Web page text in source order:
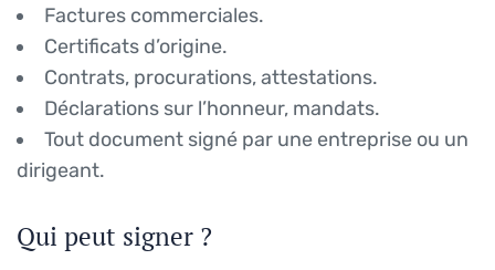
Factures commerciales.
Certificats d’origine.
Contrats, procurations, attestations.
Déclarations sur l’honneur, mandats.
Tout document signé par une entreprise ou un
dirigeant.
Qui peut signer ?